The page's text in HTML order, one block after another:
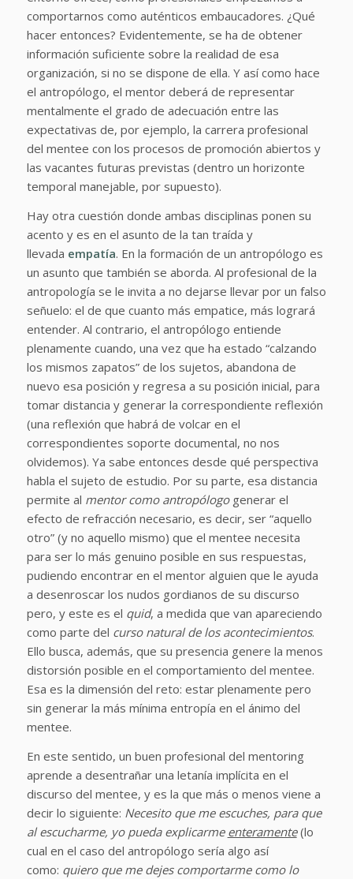
comportarnos como auténticos embaucadores. ¿Qué
hacer entonces? Evidentemente, se ha de obtener
información suficiente sobre la realidad de esa
organización, si no se dispone de ella. Y así como hace
el antropólogo, el mentor deberá de representar
mentalmente el grado de adecuación entre las
expectativas de, por ejemplo, la carrera profesional
del mentee con los procesos de promoción abiertos y
las vacantes futuras previstas (dentro un horizonte
temporal manejable, por supuesto).
Hay otra cuestión donde ambas disciplinas ponen su
acento y es en el asunto de la tan traída y
llevada empatía. En la formación de un antropólogo es
un asunto que también se aborda. Al profesional de la
antropología se le invita a no dejarse llevar por un falso
señuelo: el de que cuanto más empatice, más logrará
entender. Al contrario, el antropólogo entiende
plenamente cuando, una vez que ha estado “calzando
los mismos zapatos” de los sujetos, abandona de
nuevo esa posición y regresa a su posición inicial, para
tomar distancia y generar la correspondiente reflexión
(una reflexión que habrá de volcar en el
correspondientes soporte documental, no nos
olvidemos). Ya sabe entonces desde qué perspectiva
habla el sujeto de estudio. Por su parte, esa distancia
permite al mentor como antropólogogenerar el
efecto de refracción necesario, es decir, ser “aquello
otro” (y no aquello mismo) que el mentee necesita
para ser lo más genuino posible en sus respuestas,
pudiendo encontrar en el mentor alguien que le ayuda
a desenroscar los nudos gordianos de su discurso
pero, y este es el quid, a medida que van apareciendo
como parte del curso natural de los acontecimientos.
Ello busca, además, que su presencia genere la menos
distorsión posible en el comportamiento del mentee.
Esa es la dimensión del reto: estar plenamente pero
sin generar la más mínima entropía en el ánimo del
mentee.
En este sentido, un buen profesional del mentoring
aprende a desentrañar una letanía implícita en el
discurso del mentee, y es la que más o menos viene a
decir lo siguiente: Necesito que me escuches, para que
al escucharme, yo pueda explicarme enteramente(lo
cual en el caso del antropólogo sería algo así
como: quiero que me dejes comportarme como lo